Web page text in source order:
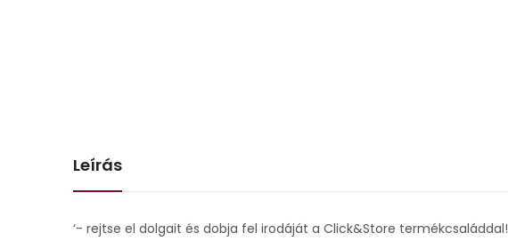
Leírás
‘- rejtse el dolgait és dobja fel irodáját a Click&Store termékcsaláddal!